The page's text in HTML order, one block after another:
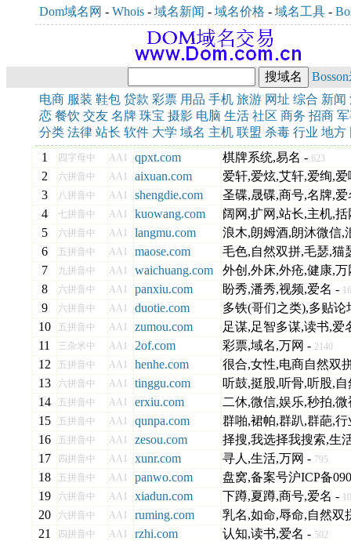
Dom域名网 - Whois - 域名新闻 - 域名价格 - 域名工具 -
电商 服装 鞋包 贷款 彩票 用品 手机 旅游 网址 综合 新闻
恋 餐饮 交友 名牌 珠宝 摄影 电脑 生活 社区 商务 招商
分类 法律 站长 软件 大学 域名 主机 联盟 杀毒 行业 地方
1
四字母中 AA1 qpxt.com 棋牌系统,易名 - 623
2 六拼音中 AA1 aixuan.com
爱轩,爱炫,艾轩,爱绚,
3
八拼音中 AA1 shengdie.com
圣碟,晟碟,商号,名牌,
4
七拼音中 AA1 kuowang.com
阔网,扩网,站长,主机,
5
六拼音中 AA1 langmu.com
浪木,朗姆酒,朗沐微信
6
五拼音中 AA1 maose.com
毛色,自然双拼,毛瑟,猫
7
九拼音中 AA1 waichuang.com
外创,外床,外疮,健康,
8
六拼音中 AA1 panxiu.com 盼秀,潘秀,视频,爱名 -
9 六拼音中 AA1 duotie.com
多铁(哥们之类),多贴
10
五拼音中 AA1 zumou.com
足谋,足智多谋,读书,爱
11
三杂米中 AA1 2of.com 彩票,域名,万网 - 2140
12 五拼音中 AA1 henhe.com
很合,女性,电商自然双
13
六拼音中 AA1 tinggu.com
听鼓,挺股,听骨,听股,
14
五拼音中 AA1 erxiu.com
二休,微信,娱乐,秒拍,
15
五拼音中 AA1 qunpa.com
群啪,裙帕,群趴,群葩,
16
五拼音中 AA1 zesou.com
择搜,我选择我搜索,生
17
四拼音中 AA1 xunr.com 寻人,生活,万网 - 795
18 五拼音中 AA1 panwo.com
盘窝,备案号沪ICP备
19
六拼音中 AA1 xiadun.com 下蹲,夏蹲,商号,爱名 -
20 六拼音中 AA1 ruming.com
乳名,如命,辱命,自然双
21
四拼音中 AA1 rzhi.com 认知,读书,爱名 - 502